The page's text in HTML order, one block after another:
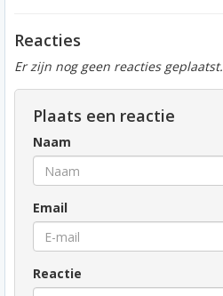
Reacties
Er zijn nog geen reacties geplaatst.
Plaats een reactie
Naam
Email
Reactie